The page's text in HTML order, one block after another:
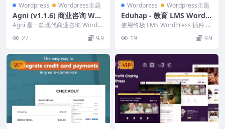
Wordpress Wordpress主题
Agni (v1.1.6) 商业咨询 Wor
dPress 主题
Agni 是一款现代商业咨询 WordPr
ess 主题。专为数字代理机构、咨
询代...
27 9.9
Wordpress Wordpress主题
Eduhap - 教育 LMS WordP
ress 主题 1.6
使用终极 LMS WordPress 插件 E
duhap 释放在线教育的全部潜力...
19 9.9
VIP VIP